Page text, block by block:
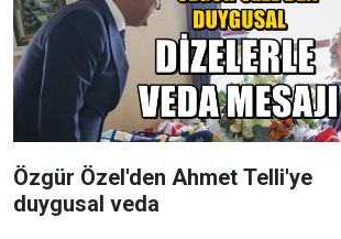
Özgür Özel'den Ahmet Telli'ye
duygusal veda